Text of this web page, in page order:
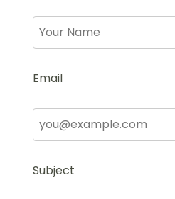
Email
Subject